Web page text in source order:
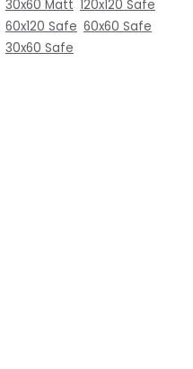
30x60 Matt 120x120 Safe
60x120 Safe 60x60 Safe
30x60 Safe